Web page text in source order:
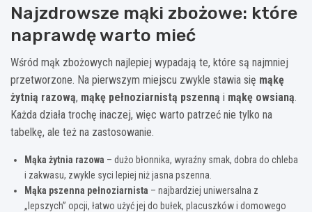
Najzdrowsze mąki zbożowe: które
naprawdę warto mieć
Wśród mąk zbożowych najlepiej wypadają te, które są najmniej
przetworzone. Na pierwszym miejscu zwykle stawia się mąkę
żytnią razową, mąkę pełnoziarnistą pszenną i mąkę owsianą.
Każda działa trochę inaczej, więc warto patrzeć nie tylko na
tabelkę, ale też na zastosowanie.
Mąka żytnia razowa – dużo błonnika, wyraźny smak, dobra do chleba
i zakwasu, zwykle syci lepiej niż jasna pszenna.
Mąka pszenna pełnoziarnista – najbardziej uniwersalna z
„lepszych” opcji, łatwo użyć jej do bułek, placuszków i domowego